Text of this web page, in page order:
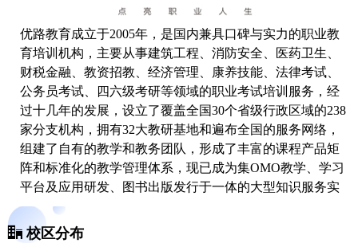
优路教育成立于2005年，是国内兼具口碑与实力的职业教
育培训机构，主要从事建筑工程、消防安全、医药卫生、
财税金融、教资招教、经济管理、康养技能、法律考试、
公务员考试、四六级考研等领域的职业考试培训服务，经
过十几年的发展，设立了覆盖全国30个省级行政区域的238
家分支机构，拥有32大教研基地和遍布全国的服务网络，
组建了自有的教学和教务团队，形成了丰富的课程产品矩
阵和标准化的教学管理体系，现已成为集OMO教学、学习
平台及应用研发、图书出版发行于一体的大型知识服务实
体和综合性教育服务机构。
校区分布